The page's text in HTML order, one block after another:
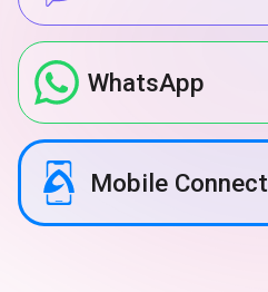
WhatsApp
Mobile Connect